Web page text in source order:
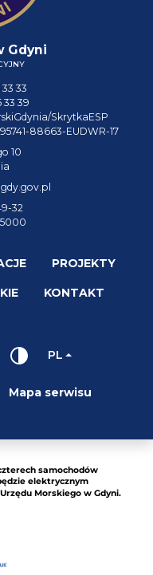
Gdyni
33
33 39
SkrytkaESP
88663-EUDWR-17
10
32
PROJEKTY
KONTAKT
PL
Mapa serwisu